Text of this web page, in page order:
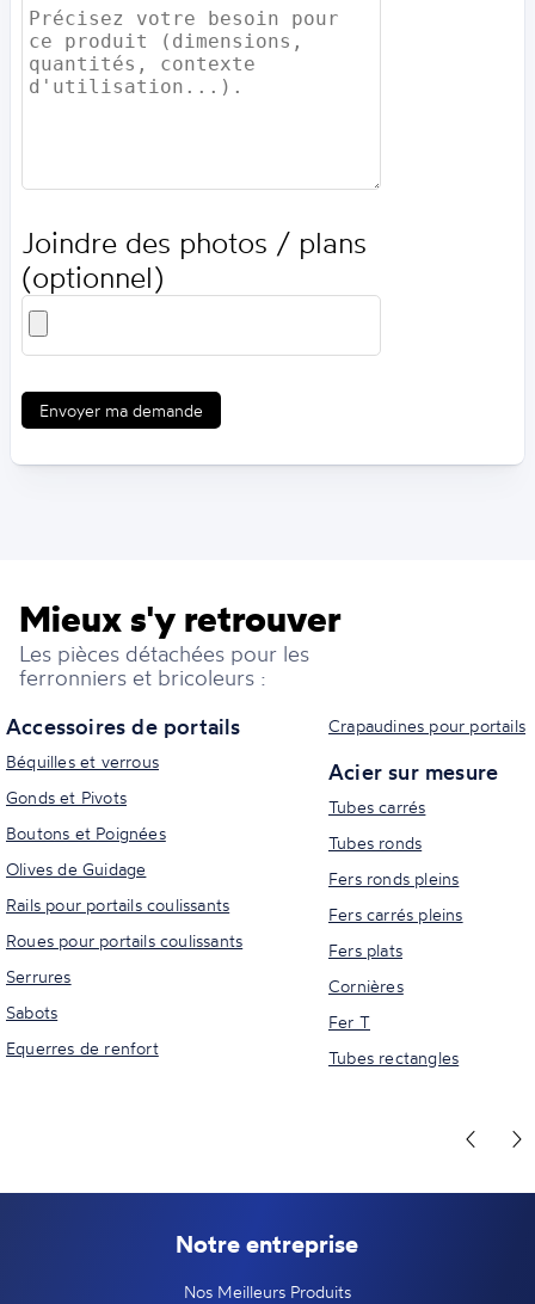
Joindre des photos / plans
(optionnel)
Envoyer ma demande
Mieux s'y retrouver
Les pièces détachées pour les
ferronniers et bricoleurs :
Accessoires de portails
Béquilles et verrous
Gonds et Pivots
Boutons et Poignées
Olives de Guidage
Rails pour portails coulissants
Roues pour portails coulissants
Serrures
Sabots
Equerres de renfort
Crapaudines pour portails
Acier sur mesure
Tubes carrés
Tubes ronds
Fers ronds pleins
Fers carrés pleins
Fers plats
Cornières
Fer T
Tubes rectangles
Notre entreprise
Nos Meilleurs Produits